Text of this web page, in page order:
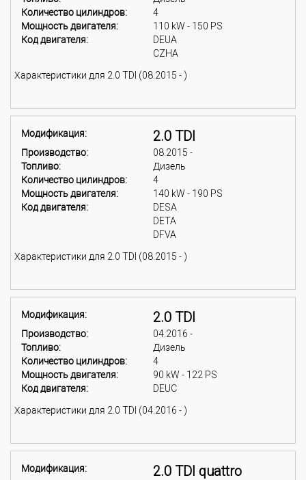
Количество цилиндров:
4
Мощность двигателя:
110 kW - 150 PS
Код двигателя:
DEUA
CZHA
Характеристики для 2.0 TDI (08.2015 - )
Модификация: 2.0 TDI
Производство:
08.2015 -
Топливо:
Дизель
Количество цилиндров:
4
Мощность двигателя:
140 kW - 190 PS
Код двигателя:
DESA
DETA
DFVA
Характеристики для 2.0 TDI (08.2015 - )
Модификация: 2.0 TDI
Производство:
04.2016 -
Топливо:
Дизель
Количество цилиндров:
4
Мощность двигателя:
90 kW - 122 PS
Код двигателя:
DEUC
Характеристики для 2.0 TDI (04.2016 - )
Модификация: 2.0 TDI quattro